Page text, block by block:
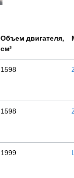
Объем двигателя,
см³
1598
1598
1999